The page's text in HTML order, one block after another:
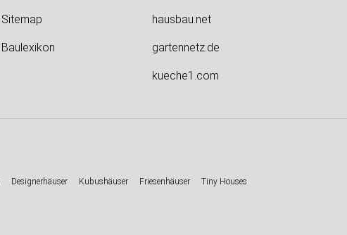
Sitemap
Baulexikon
hausbau.net
gartennetz.de
kueche1.com
Designerhäuser Kubushäuser Friesenhäuser Tiny Houses